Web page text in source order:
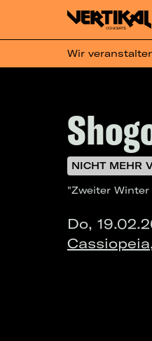
Wir
NICHT MEHR
"Zweiter Winter
Do,